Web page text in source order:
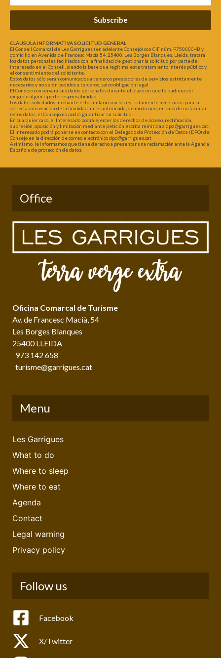
Subscribe
CLÁUSULA INFORMATIVA SOLICITUD GENERAL
El Consell Comarcal de Les Garrigues (en adelante Consejo) con CIF núm. P7500004B y
domicilio en Avenida de Francesc Macià 54, 25400, Les Borges Blanques, Lleida, tratará
los datos personales facilitados con la finalidad de gestionar la solicitud por parte del
interesado en el Consell, siendo la base que legitima este tratamiento interés público y
el consentimiento del solicitante.
Estos datos sólo serán comunicados a terceros prestadores de servicios estrictamente
necesarios y no serán cedidos a terceros, salvo obligación legal.
El Consejo conservará sus datos personales durante el plazo en que le pudiera ser
exigible algún tipo de responsabilidad.
Los datos solicitados mediante el formulario son los estrictamente necesarios para la
correcta consecución de la finalidad antes informada, de modo que, en caso de no facilitar
estos datos, el Consejo no podrá garantizar su solicitud.
En cualquier caso, el Interesado podrá ejercer los derechos de acceso, rectificación,
supresión, oposición y limitación mediante petición escrita remitida a dpd@garrigues.cat.
El Interesado podrá ponerse en contacto con el Delegado de Protección de Datos (DPO) del
Consejo en la dirección de correo electrónico dpd@garrigues.cat
Asimismo, le informamos que tiene derecho a presentar una reclamación ante la Agencia
Española de protección de datos.
Office
Oficina Comarcal de Turisme
Av. de Francesc Macià, 54
Les Borges Blanques
25400 LLEIDA
973 142 658
turisme@garrigues.cat
Menu
Les Garrigues
What to do
Where to sleep
Where to eat
Agenda
Contact
Legal warning
Privacy policy
Follow us
Facebook
X/Twitter